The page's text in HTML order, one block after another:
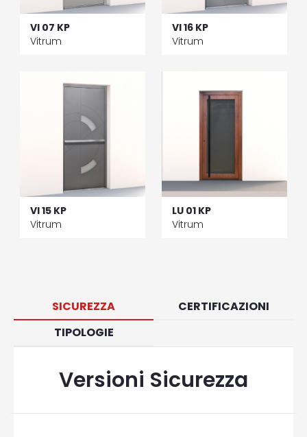
VI 07 KP
Vitrum
VI 16 KP
Vitrum
VI 15 KP
Vitrum
LU 01 KP
Vitrum
SICUREZZA
CERTIFICAZIONI
TIPOLOGIE
Versioni Sicurezza